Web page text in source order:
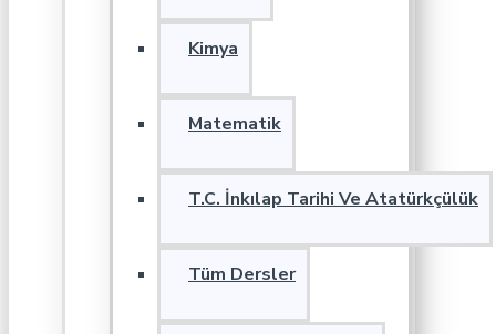
Kimya
Matematik
T.C. İnkılap Tarihi Ve Atatürkçülük
Tüm Dersler